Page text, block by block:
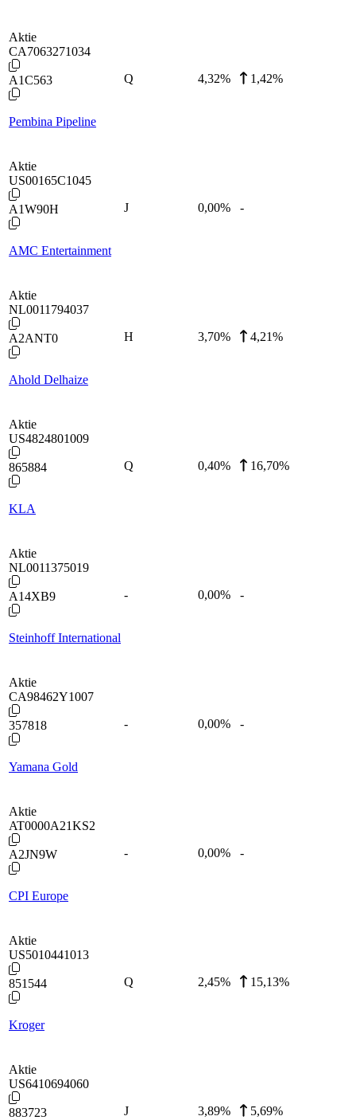
Aktie
CA7063271034
A1C563
Pembina Pipeline
Q 4,32% 1,42%
Aktie
US00165C1045
A1W90H
AMC Entertainment
J 0,00% -
Aktie
NL0011794037
A2ANT0
Ahold Delhaize
H 3,70% 4,21%
Aktie
US4824801009
865884
KLA
Q 0,40% 16,70%
Aktie
NL0011375019
A14XB9
Steinhoff International
- 0,00% -
Aktie
CA98462Y1007
357818
Yamana Gold
- 0,00% -
Aktie
AT0000A21KS2
A2JN9W
CPI Europe
- 0,00% -
Aktie
US5010441013
851544
Kroger
Q 2,45% 15,13%
Aktie
US6410694060
883723 J 3,89% 5,69%